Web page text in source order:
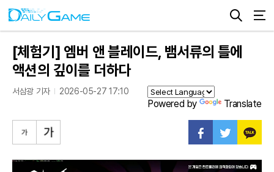
[체험기] 엠버 앤 블레이드, 뱀서류의 틀에
액션의 깊이를 더하다
서삼광 기자 2026-05-27 17:10
Powered by Translate